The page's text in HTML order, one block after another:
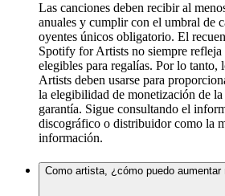
Las canciones deben recibir al
anuales y cumplir con el umbral de
oyentes únicos obligatorio. El
Spotify for Artists no siempre refleja
elegibles para regalías. Por lo tanto,
Artists deben usarse para
la elegibilidad de monetización de
garantía. Sigue consultando el
discográfico o distribuidor como la
información.
Como artista, ¿cómo puedo